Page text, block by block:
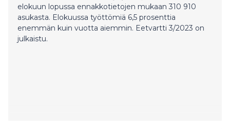
elokuun lopussa ennakkotietojen mukaan 310 910
asukasta. Elokuussa työttömiä 6,5 prosenttia
enemmän kuin vuotta aiemmin. Eetvartti 3/2023 on
julkaistu.